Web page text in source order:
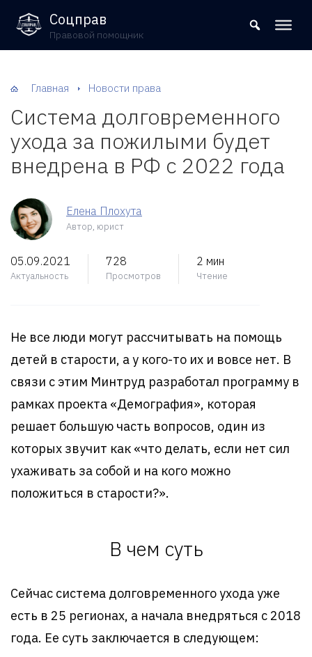
8 (800) 302-09-37
Соцправ
Правовой помощник
Главная Новости права
Система долговременного
ухода за пожилыми будет
внедрена в РФ с 2022 года
Елена Плохута
Автор, юрист
05.09.2021
Актуальность
728
Просмотров
2 мин
Чтение
Не все люди могут рассчитывать на помощь
детей в старости, а у кого-то их и вовсе нет. В
связи с этим Минтруд разработал программу в
рамках проекта «Демография», которая
решает большую часть вопросов, один из
которых звучит как «что делать, если нет сил
ухаживать за собой и на кого можно
положиться в старости?».
В чем суть
Сейчас система долговременного ухода уже
есть в 25 регионах, а начала внедряться с 2018
года. Ее суть заключается в следующем: